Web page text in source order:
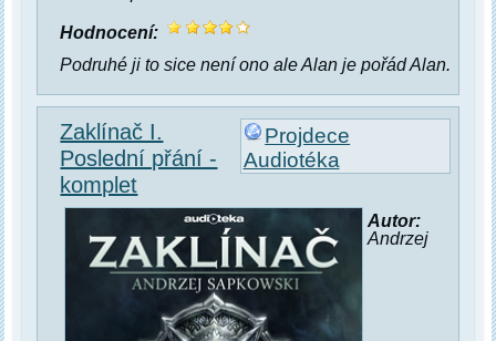
Hodnocení:
Podruhé ji to sice není ono ale Alan je pořád Alan.
Projdece
Audiotéka
Zaklínač I.
Poslední přání -
komplet
Autor:
Andrzej